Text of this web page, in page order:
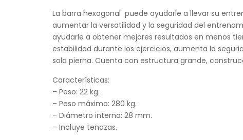
La barra hexagonal puede ayudarle a llevar su
aumentar la versatilidad y la seguridad del
ayudarle a obtener mejores resultados en menos
estabilidad durante los ejercicios, aumenta la
sola pierna. Cuenta con estructura grande,
Características:
– Peso: 22 kg.
– Peso máximo: 280 kg.
– Diámetro interno: 28 mm.
– Incluye tenazas.